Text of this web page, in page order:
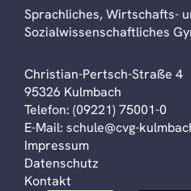
Sprachliches, Wirtschafts-
Sozialwissenschaftliches
Christian-Pertsch-Straße 4
95326 Kulmbach
Telefon: (09221) 75001-0
E-Mail: schule@cvg-
Impressum
Datenschutz
Kontakt